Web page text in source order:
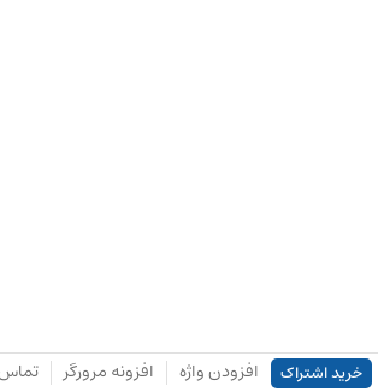
خرید اشتراک افزودن واژه افزونه مرورگر